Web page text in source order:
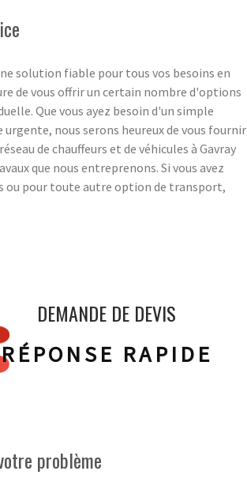
solution fiable pour tous vos besoins en
de vous offrir un certain nombre d'options
Que vous ayez besoin d'un simple
nous serons heureux de vous fournir
de chauffeurs et de véhicules à Gavray
que nous entreprenons. Si vous avez
ou pour toute autre option de transport,
DEMANDE DE DEVIS
RÉPONSE RAPIDE
problème